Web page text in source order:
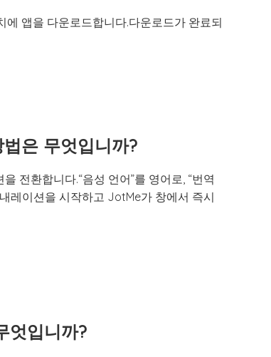
앱을 다운로드합니다.다운로드가 완료되
은 무엇입니까?
전환합니다.“음성 언어”를 영어로, “번역
레이션을 시작하고 JotMe가 창에서 즉시
엇입니까?